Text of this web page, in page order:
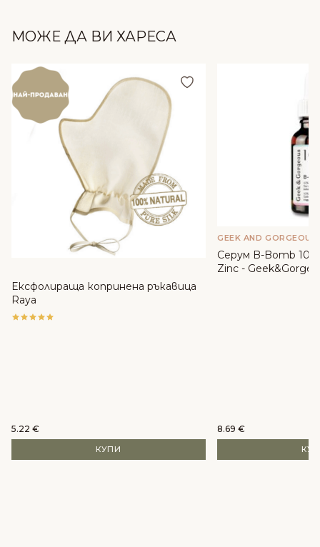
МОЖЕ ДА ВИ ХАРЕСА
Добави в любими
Ексфолираща копринена ръкавица
Raya
5.22 €
КУПИ
GEEK AND GORGEOUS
Серум B-Bomb
Zinc -
8.69 €